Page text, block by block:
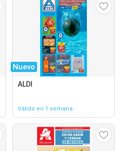
Nuevo
ALDI
Válido en 1 semana